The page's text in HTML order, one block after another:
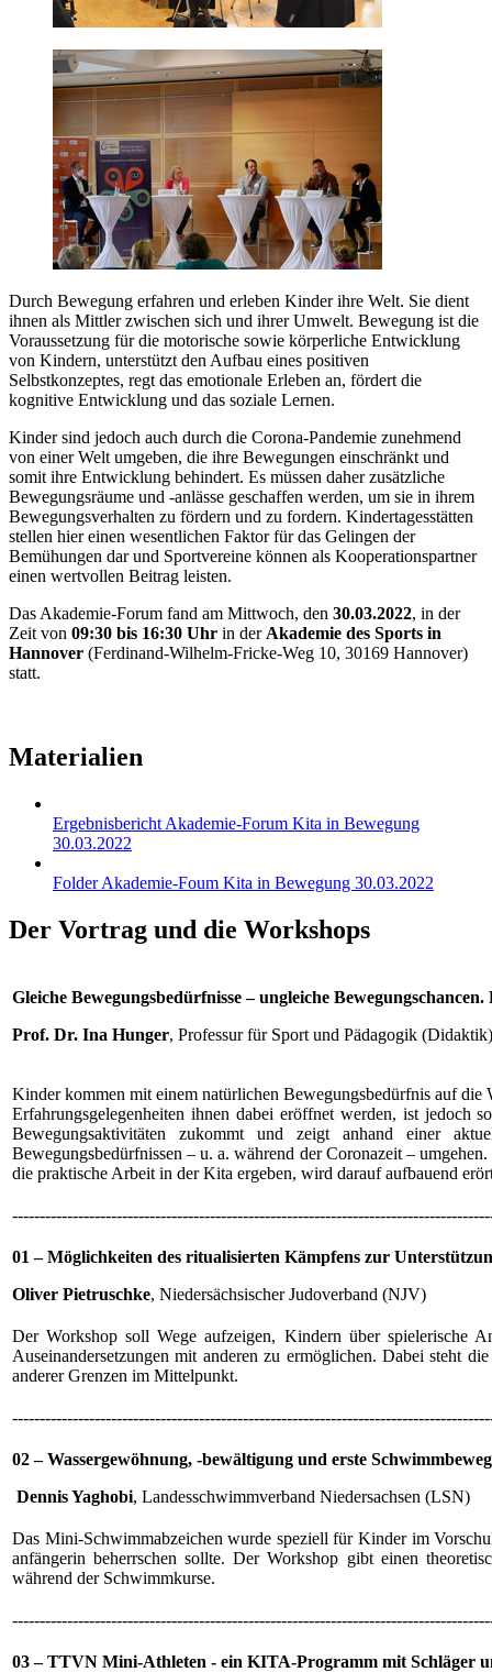
Durch Bewegung erfahren und erleben Kinder ihre Welt. Sie dient
ihnen als Mittler zwischen sich und ihrer Umwelt. Bewegung ist die
Voraussetzung für die motorische sowie körperliche Entwicklung
von Kindern, unterstützt den Aufbau eines positiven
Selbstkonzeptes, regt das emotionale Erleben an, fördert die
kognitive Entwicklung und das soziale Lernen.
Kinder sind jedoch auch durch die Corona-Pandemie zunehmend
von einer Welt umgeben, die ihre Bewegungen einschränkt und
somit ihre Entwicklung behindert. Es müssen daher zusätzliche
Bewegungsräume und -anlässe geschaffen werden, um sie in ihrem
Bewegungsverhalten zu fördern und zu fordern. Kindertagesstätten
stellen hier einen wesentlichen Faktor für das Gelingen der
Bemühungen dar und Sportvereine können als Kooperationspartner
einen wertvollen Beitrag leisten.
Das Akademie-Forum fand am Mittwoch, den 30.03.2022, in der
Zeit von 09:30 bis 16:30 Uhr in der Akademie des Sports in
Hannover (Ferdinand-Wilhelm-Fricke-Weg 10, 30169 Hannover)
statt.
Materialien
Ergebnisbericht Akademie-Forum Kita in Bewegung
30.03.2022
Folder Akademie-Foum Kita in Bewegung 30.03.2022
Der Vortrag und die Workshops
Gleiche Bewegungsbedürfnisse – ungleiche
Prof. Dr. Ina Hunger, Professur für Sport und Pädagogik
Kinder kommen mit einem natürlichen Bewegungsbedürfnis auf
Erfahrungsgelegenheiten ihnen dabei eröffnet werden, ist jedoch
Bewegungsaktivitäten zukommt und zeigt anhand einer
Bewegungsbedürfnissen – u. a. während der Coronazeit –
die praktische Arbeit in der Kita ergeben, wird darauf aufbauend
01 – Möglichkeiten des ritualisierten Kämpfens zur
Oliver Pietruschke, Niedersächsischer Judoverband (NJV)
Der Workshop soll Wege aufzeigen, Kindern über spielerische
Auseinandersetzungen mit anderen zu ermöglichen. Dabei steht
anderer Grenzen im Mittelpunkt.
02 – Wassergewöhnung, -bewältigung und erste
Dennis Yaghobi, Landesschwimmverband Niedersachsen (LSN)
Das Mini-Schwimmabzeichen wurde speziell für Kinder im
anfängerin beherrschen sollte. Der Workshop gibt einen
während der Schwimmkurse.
03 – TTVN Mini-Athleten - ein KITA-Programm mit Schläger